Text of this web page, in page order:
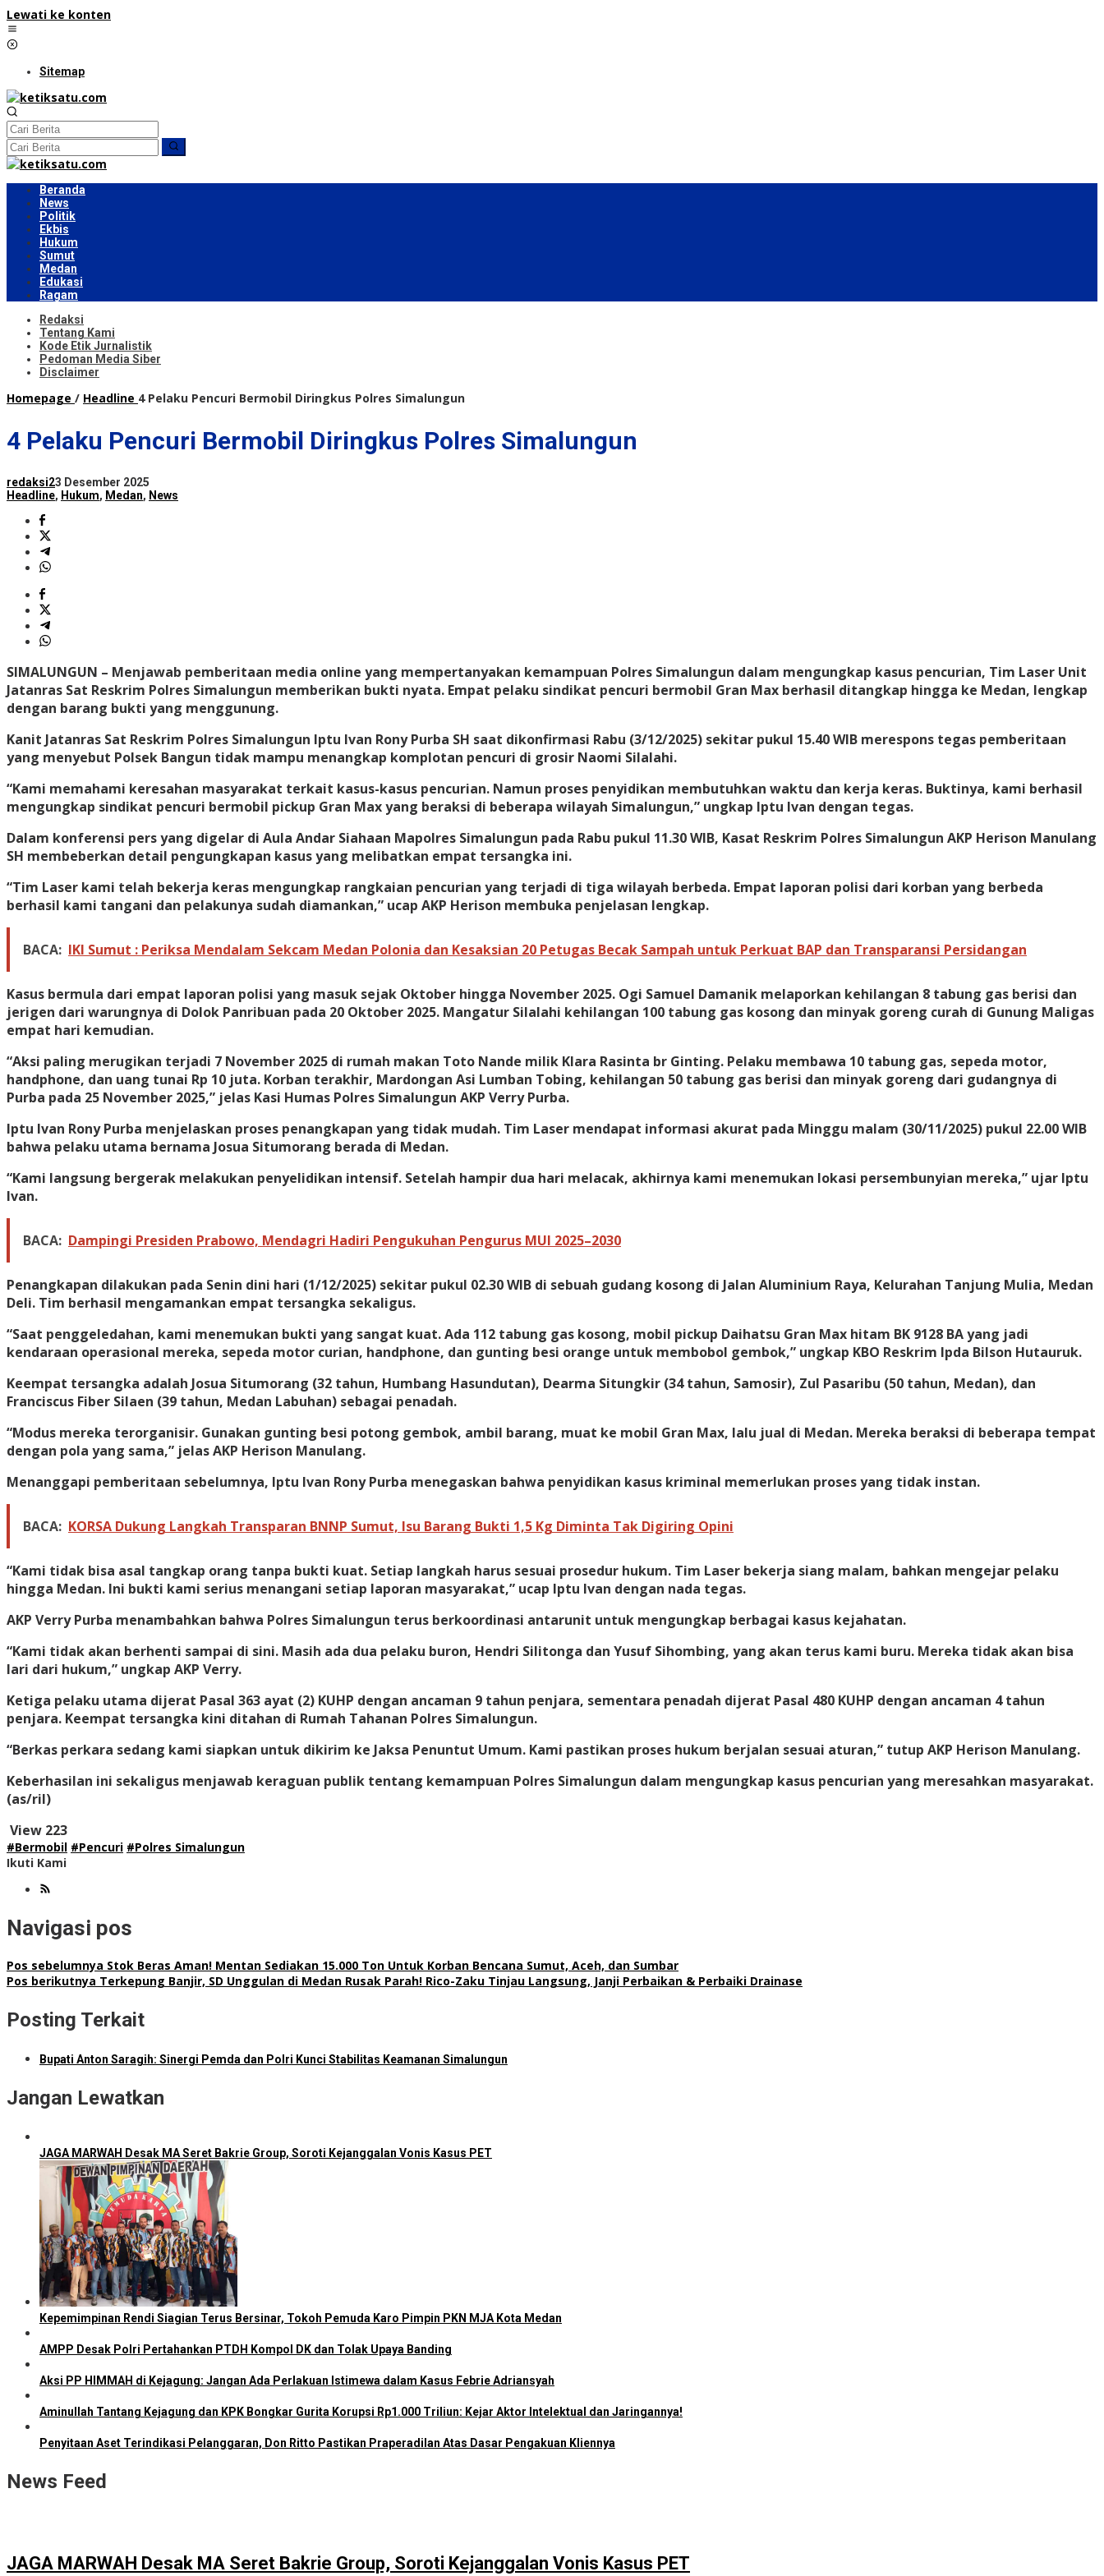
Lewati ke konten
Sitemap
Beranda
News
Politik
Ekbis
Hukum
Sumut
Medan
Edukasi
Ragam
Redaksi
Tentang Kami
Kode Etik Jurnalistik
Pedoman Media Siber
Disclaimer
Homepage / Headline 4 Pelaku Pencuri Bermobil Diringkus Polres Simalungun
4 Pelaku Pencuri Bermobil Diringkus Polres Simalungun
redaksi23 Desember 2025
Headline, Hukum, Medan, News
SIMALUNGUN – Menjawab pemberitaan media online yang mempertanyakan kemampuan Polres Simalungun dalam mengungkap kasus pencurian, Tim Laser Unit
Jatanras Sat Reskrim Polres Simalungun memberikan bukti nyata. Empat pelaku sindikat pencuri bermobil Gran Max berhasil ditangkap hingga ke Medan, lengkap
dengan barang bukti yang menggunung.
Kanit Jatanras Sat Reskrim Polres Simalungun Iptu Ivan Rony Purba SH saat dikonfirmasi Rabu (3/12/2025) sekitar pukul 15.40 WIB merespons tegas pemberitaan
yang menyebut Polsek Bangun tidak mampu menangkap komplotan pencuri di grosir Naomi Silalahi.
“Kami memahami keresahan masyarakat terkait kasus-kasus pencurian. Namun proses penyidikan membutuhkan waktu dan kerja keras. Buktinya, kami berhasil
mengungkap sindikat pencuri bermobil pickup Gran Max yang beraksi di beberapa wilayah Simalungun,” ungkap Iptu Ivan dengan tegas.
Dalam konferensi pers yang digelar di Aula Andar Siahaan Mapolres Simalungun pada Rabu pukul 11.30 WIB, Kasat Reskrim Polres Simalungun AKP Herison Manulang
SH membeberkan detail pengungkapan kasus yang melibatkan empat tersangka ini.
“Tim Laser kami telah bekerja keras mengungkap rangkaian pencurian yang terjadi di tiga wilayah berbeda. Empat laporan polisi dari korban yang berbeda
berhasil kami tangani dan pelakunya sudah diamankan,” ucap AKP Herison membuka penjelasan lengkap.
BACA: IKI Sumut : Periksa Mendalam Sekcam Medan Polonia dan Kesaksian 20 Petugas Becak Sampah untuk Perkuat BAP dan Transparansi Persidangan
Kasus bermula dari empat laporan polisi yang masuk sejak Oktober hingga November 2025. Ogi Samuel Damanik melaporkan kehilangan 8 tabung gas berisi dan
jerigen dari warungnya di Dolok Panribuan pada 20 Oktober 2025. Mangatur Silalahi kehilangan 100 tabung gas kosong dan minyak goreng curah di Gunung Maligas
empat hari kemudian.
“Aksi paling merugikan terjadi 7 November 2025 di rumah makan Toto Nande milik Klara Rasinta br Ginting. Pelaku membawa 10 tabung gas, sepeda motor,
handphone, dan uang tunai Rp 10 juta. Korban terakhir, Mardongan Asi Lumban Tobing, kehilangan 50 tabung gas berisi dan minyak goreng dari gudangnya di
Purba pada 25 November 2025,” jelas Kasi Humas Polres Simalungun AKP Verry Purba.
Iptu Ivan Rony Purba menjelaskan proses penangkapan yang tidak mudah. Tim Laser mendapat informasi akurat pada Minggu malam (30/11/2025) pukul 22.00 WIB
bahwa pelaku utama bernama Josua Situmorang berada di Medan.
“Kami langsung bergerak melakukan penyelidikan intensif. Setelah hampir dua hari melacak, akhirnya kami menemukan lokasi persembunyian mereka,” ujar Iptu
Ivan.
BACA: Dampingi Presiden Prabowo, Mendagri Hadiri Pengukuhan Pengurus MUI 2025–2030
Penangkapan dilakukan pada Senin dini hari (1/12/2025) sekitar pukul 02.30 WIB di sebuah gudang kosong di Jalan Aluminium Raya, Kelurahan Tanjung Mulia, Medan
Deli. Tim berhasil mengamankan empat tersangka sekaligus.
“Saat penggeledahan, kami menemukan bukti yang sangat kuat. Ada 112 tabung gas kosong, mobil pickup Daihatsu Gran Max hitam BK 9128 BA yang jadi
kendaraan operasional mereka, sepeda motor curian, handphone, dan gunting besi orange untuk membobol gembok,” ungkap KBO Reskrim Ipda Bilson Hutauruk.
Keempat tersangka adalah Josua Situmorang (32 tahun, Humbang Hasundutan), Dearma Situngkir (34 tahun, Samosir), Zul Pasaribu (50 tahun, Medan), dan
Franciscus Fiber Silaen (39 tahun, Medan Labuhan) sebagai penadah.
“Modus mereka terorganisir. Gunakan gunting besi potong gembok, ambil barang, muat ke mobil Gran Max, lalu jual di Medan. Mereka beraksi di beberapa tempat
dengan pola yang sama,” jelas AKP Herison Manulang.
Menanggapi pemberitaan sebelumnya, Iptu Ivan Rony Purba menegaskan bahwa penyidikan kasus kriminal memerlukan proses yang tidak instan.
BACA: KORSA Dukung Langkah Transparan BNNP Sumut, Isu Barang Bukti 1,5 Kg Diminta Tak Digiring Opini
“Kami tidak bisa asal tangkap orang tanpa bukti kuat. Setiap langkah harus sesuai prosedur hukum. Tim Laser bekerja siang malam, bahkan mengejar pelaku
hingga Medan. Ini bukti kami serius menangani setiap laporan masyarakat,” ucap Iptu Ivan dengan nada tegas.
AKP Verry Purba menambahkan bahwa Polres Simalungun terus berkoordinasi antarunit untuk mengungkap berbagai kasus kejahatan.
“Kami tidak akan berhenti sampai di sini. Masih ada dua pelaku buron, Hendri Silitonga dan Yusuf Sihombing, yang akan terus kami buru. Mereka tidak akan bisa
lari dari hukum,” ungkap AKP Verry.
Ketiga pelaku utama dijerat Pasal 363 ayat (2) KUHP dengan ancaman 9 tahun penjara, sementara penadah dijerat Pasal 480 KUHP dengan ancaman 4 tahun
penjara. Keempat tersangka kini ditahan di Rumah Tahanan Polres Simalungun.
“Berkas perkara sedang kami siapkan untuk dikirim ke Jaksa Penuntut Umum. Kami pastikan proses hukum berjalan sesuai aturan,” tutup AKP Herison Manulang.
Keberhasilan ini sekaligus menjawab keraguan publik tentang kemampuan Polres Simalungun dalam mengungkap kasus pencurian yang meresahkan masyarakat.
(as/ril)
View 223
#Bermobil #Pencuri #Polres Simalungun
Ikuti Kami
Navigasi pos
Pos sebelumnya Stok Beras Aman! Mentan Sediakan 15.000 Ton Untuk Korban Bencana Sumut, Aceh, dan Sumbar
Pos berikutnya Terkepung Banjir, SD Unggulan di Medan Rusak Parah! Rico-Zaku Tinjau Langsung, Janji Perbaikan & Perbaiki Drainase
Posting Terkait
Bupati Anton Saragih: Sinergi Pemda dan Polri Kunci Stabilitas Keamanan Simalungun
Jangan Lewatkan
JAGA MARWAH Desak MA Seret Bakrie Group, Soroti Kejanggalan Vonis Kasus PET
Kepemimpinan Rendi Siagian Terus Bersinar, Tokoh Pemuda Karo Pimpin PKN MJA Kota Medan
AMPP Desak Polri Pertahankan PTDH Kompol DK dan Tolak Upaya Banding
Aksi PP HIMMAH di Kejagung: Jangan Ada Perlakuan Istimewa dalam Kasus Febrie Adriansyah
Aminullah Tantang Kejagung dan KPK Bongkar Gurita Korupsi Rp1.000 Triliun: Kejar Aktor Intelektual dan Jaringannya!
Penyitaan Aset Terindikasi Pelanggaran, Don Ritto Pastikan Praperadilan Atas Dasar Pengakuan Kliennya
News Feed
JAGA MARWAH Desak MA Seret Bakrie Group, Soroti Kejanggalan Vonis Kasus PET